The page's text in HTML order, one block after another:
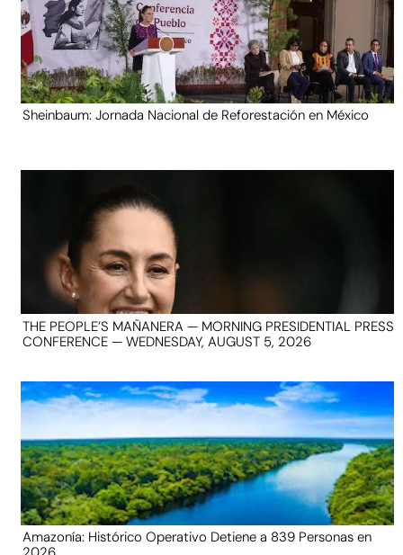
Sheinbaum: Jornada Nacional de Reforestación en México
THE PEOPLE’S MAÑANERA — MORNING PRESIDENTIAL PRESS
CONFERENCE — WEDNESDAY, AUGUST 5, 2026
Amazonía: Histórico Operativo Detiene a 839 Personas en